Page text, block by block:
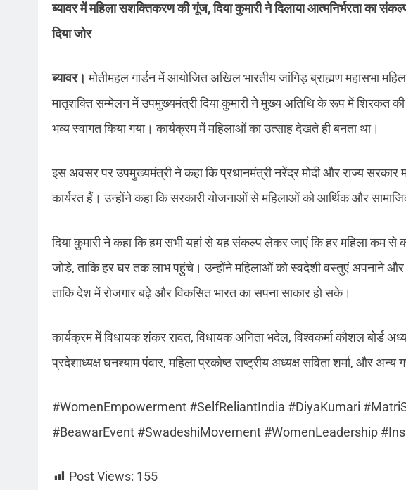
ब्यावर में महिला सशक्तिकरण की गूंज, दिया कुमारी ने दिलाया आत्मनिर्भरता का
दिया जोर
ब्यावर।मोतीमहल गार्डन में आयोजित अखिल भारतीय जांगिड़ ब्राह्मण महासभा
मातृशक्ति सम्मेलन में उपमुख्यमंत्री दिया कुमारी ने मुख्य अतिथि के रूप में शिरकत
भव्य स्वागत किया गया। कार्यक्रम में महिलाओं का उत्साह देखते ही बनता था।
इस अवसर पर उपमुख्यमंत्री ने कहा कि प्रधानमंत्री नरेंद्र मोदी और राज्य सरकार
कार्यरत हैं। उन्होंने कहा कि सरकारी योजनाओं से महिलाओं को आर्थिक और
दिया कुमारी ने कहा कि हम सभी यहां से यह संकल्प लेकर जाएं कि हर महिला कम
जोड़े, ताकि हर घर तक लाभ पहुंचे। उन्होंने महिलाओं को स्वदेशी वस्तुएं अपनाने और
ताकि देश में रोजगार बढ़े और विकसित भारत का सपना साकार हो सके।
कार्यक्रम में विधायक शंकर रावत, विधायक अनिता भदेल, विश्वकर्मा कौशल बोर्ड
प्रदेशाध्यक्ष घनश्याम पंवार, महिला प्रकोष्ठ राष्ट्रीय अध्यक्ष सविता शर्मा, और
#WomenEmpowerment #SelfReliantIndia #DiyaKumari
#BeawarEvent #SwadeshiMovement #WomenLeadership
Post Views: 155